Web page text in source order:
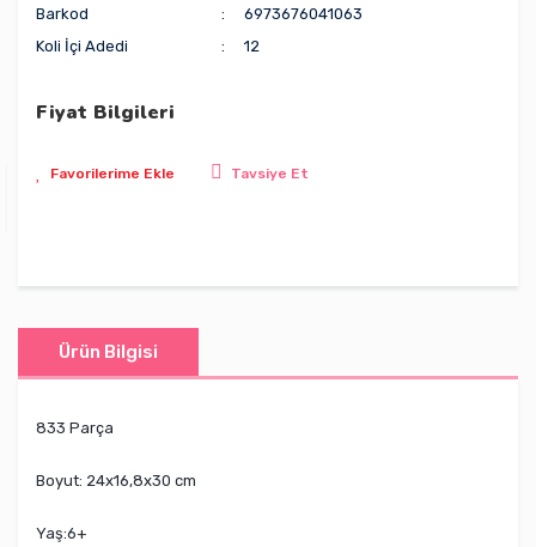
Barkod
6973676041063
Koli İçi Adedi
12
Fiyat Bilgileri
Tavsiye Et
Ürün Bilgisi
833 Parça
Boyut: 24x16,8x30 cm
Yaş:6+